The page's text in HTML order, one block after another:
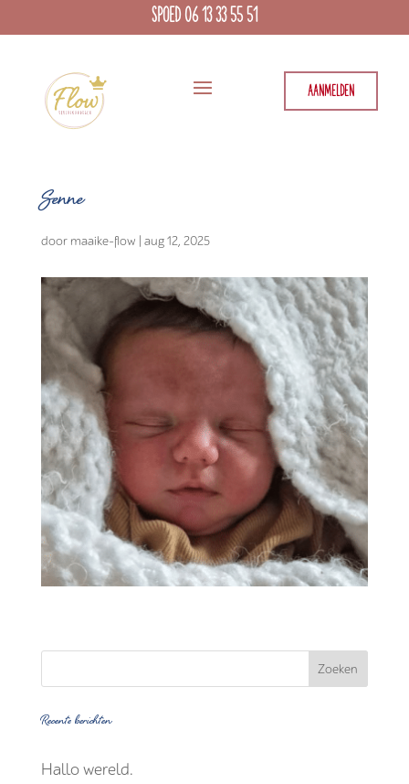
SPOED 06 13 33 55 51
AANMELDEN
Senne
door maaike-flow | aug 12, 2025
Recente berichten
Hallo wereld.